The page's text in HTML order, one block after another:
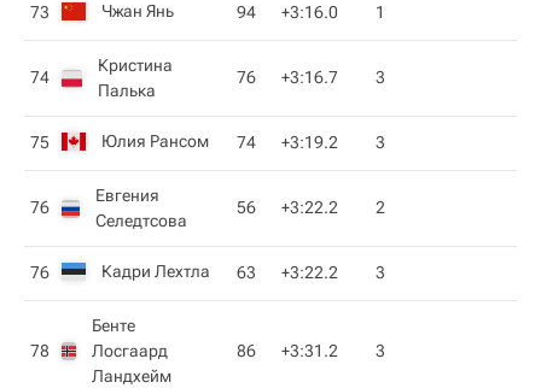
73 Чжан Янь 94 +3:16.0 1
74
Кристина
Палька
76 +3:16.7 3
75 Юлия Рансом 74 +3:19.2 3
76
Евгения
Селедтсова
56 +3:22.2 2
76 Кадри Лехтла 63 +3:22.2 3
78
Бенте
Лосгаард
Ландхейм
86 +3:31.2 3